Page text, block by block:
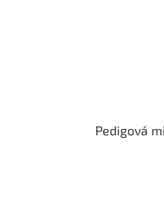
Pedigová